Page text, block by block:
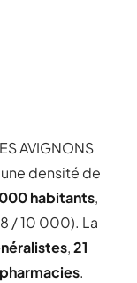
AVIGNONS
densité de
habitants,
/ 10 000). La
,21
.